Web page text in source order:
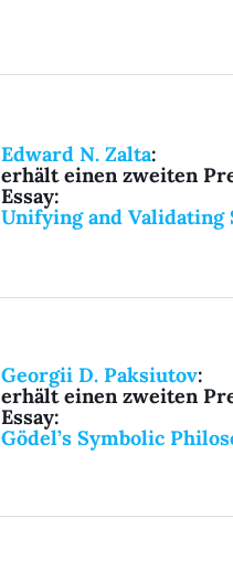
Edward N. Zalta:
erhälteinen zweiten
Essay:
Unifying and Validating
Georgii D. Paksiutov:
erhälteinen zweiten
Essay:
Gödel’s Symbolic